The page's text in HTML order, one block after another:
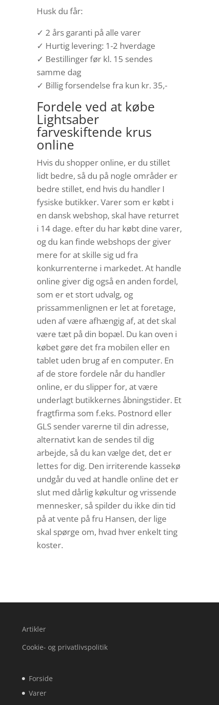
Husk du får:
✓ 2 års garanti på alle varer
✓ Hurtig levering: 1-2 hverdage
✓ Bestillinger før kl. 15 sendes
samme dag
✓ Billig forsendelse fra kun kr. 35,-
Fordele ved at købe
Lightsaber
farveskiftende krus
online
Hvis du shopper online, er du stillet
lidt bedre, så du på nogle områder er
bedre stillet, end hvis du handler I
fysiske butikker. Varer som er købt i
en dansk webshop, skal have returret
i 14 dage. efter du har købt dine varer,
og du kan finde webshops der giver
mere for at skille sig ud fra
konkurrenterne i markedet. At handle
online giver dig også en anden fordel,
som er et stort udvalg, og
prissammenlignen er let at foretage,
uden af være afhængig af, at det skal
være tæt på din bopæl. Du kan oven i
købet gøre det fra mobilen eller en
tablet uden brug af en computer. En
af de store fordele når du handler
online, er du slipper for, at være
underlagt butikkernes åbningstider. Et
fragtfirma som f.eks. Postnord eller
GLS sender varerne til din adresse,
alternativt kan de sendes til dig
arbejde, så du kan vælge det, det er
lettes for dig. Den irriterende kassekø
undgår du ved at handle online det er
slut med dårlig køkultur og vrissende
mennesker, så spilder du ikke din tid
på at vente på fru Hansen, der lige
skal spørge om, hvad hver enkelt ting
koster.
Artikler
Cookie- og privatlivspolitik
Forside
Varer